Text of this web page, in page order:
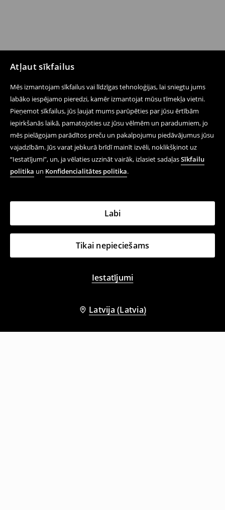
Atļaut sīkfailus
Mēs izmantojam sīkfailus vai līdzīgas tehnoloģijas, lai sniegtu jums
labāko iespējamo pieredzi, kamēr izmantojat mūsu tīmekļa vietni.
Pieņemot sīkfailus, jūs ļaujat mums parūpēties par jūsu ērtībām
iepirkšanās laikā, pamatojoties uz jūsu vēlmēm un paradumiem, jo
mēs pielāgojam parādītos preču un pakalpojumu piedāvājumus jūsu
vajadzībām. Jūs varat jebkurā brīdī mainīt izvēli, noklikšķinot uz
“Iestatījumi”, un, ja vēlaties uzzināt vairāk, izlasiet sadaļasSīkfailu
politika un Konfidencialitātes politika.
Tikai nepieciešams
Iestatījumi
Labi
Latvija (Latvia)